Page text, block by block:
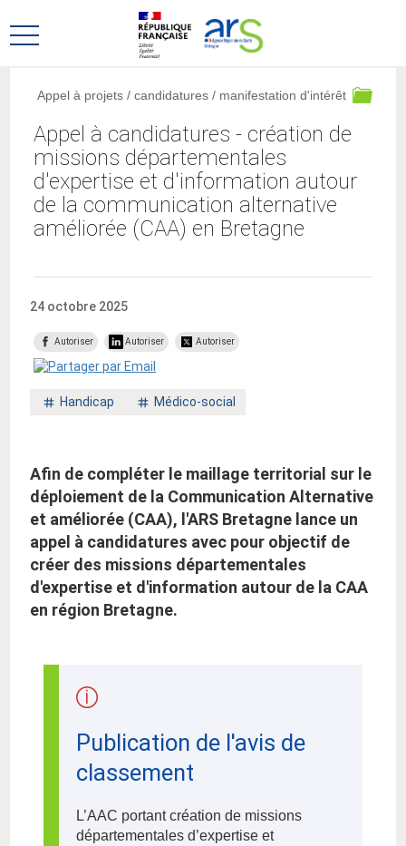
au
menu
au
contenu
Ouvrir
principal
Appel à candidatures - création de
missions départementales
d'expertise et d'information autour
de la communication alternative
améliorée (CAA) en Bretagne
Appel à projets / candidatures / manifestation d'intérêt
24 octobre 2025
Autoriser Autoriser Autoriser
Mot
Handicap
Mot
Médico-social
Afin de compléter le maillage territorial sur le
déploiement de la Communication Alternative
et améliorée (CAA), l'ARS Bretagne lance un
appel à candidatures avec pour objectif de
créer des missions départementales
d'expertise et d'information autour de la CAA
en région Bretagne.
Publication de l'avis de
classement
L’AAC portant création de missions
départementales d’expertise et